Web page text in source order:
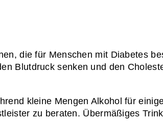
die für Menschen mit Diabetes
Blutdruck senken und den
kleine Mengen Alkohol für
zu beraten. Übermäßiges